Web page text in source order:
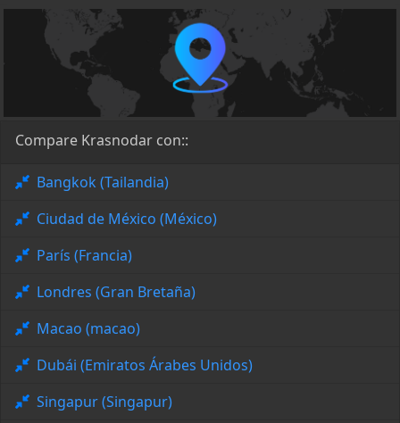
Compare Krasnodar con::
Bangkok (Tailandia)
Ciudad de México (México)
París (Francia)
Londres (Gran Bretaña)
Macao (macao)
Dubái (Emiratos Árabes Unidos)
Singapur (Singapur)